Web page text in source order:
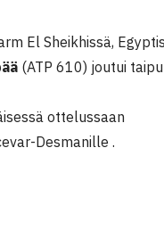
El Sheikhissä,
(ATP 610) joutui
ottelussaan
Desmanille .